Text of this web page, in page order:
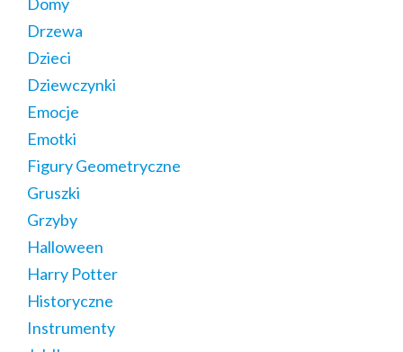
Drzewa
Dzieci
Dziewczynki
Emocje
Emotki
Figury Geometryczne
Gruszki
Grzyby
Halloween
Harry Potter
Historyczne
Instrumenty